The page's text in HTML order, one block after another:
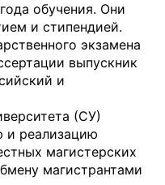
обучения. Они
и стипендией.
экзамена
выпускник
и
(СУ)
и реализацию
магистерских
магистрантами